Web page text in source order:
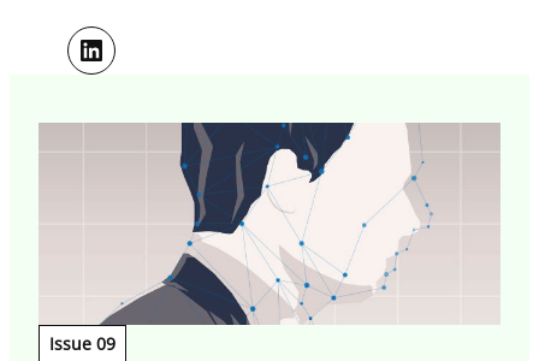
LinkedIn
Issue 09